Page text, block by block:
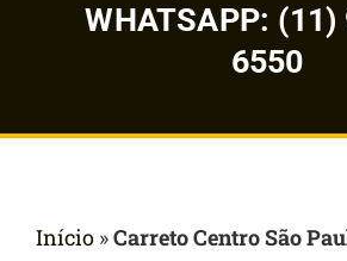
WHATSAPP:
6550
Início »Carreto Centro São